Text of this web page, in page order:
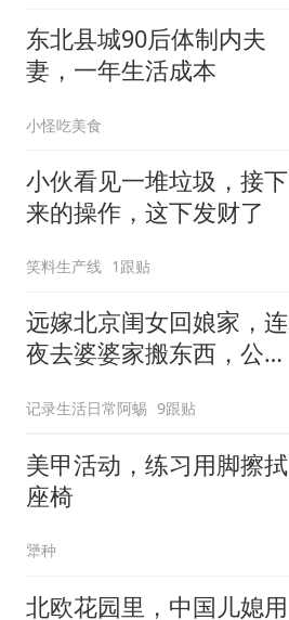
东北县城90后体制内夫
妻，一年生活成本
小怪吃美食
小伙看见一堆垃圾，接下
来的操作，这下发财了
笑料生产线 1跟贴
远嫁北京闺女回娘家，连
夜去婆婆家搬东西，公公
记录生活日常阿蜴 9跟贴
美甲活动，练习用脚擦拭
座椅
犟种
北欧花园里，中国儿媳用